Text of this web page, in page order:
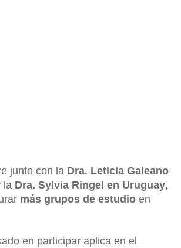
junto con la Dra. Leticia Galeano
la Dra. Sylvia Ringel en Uruguay,
más grupos de estudio en
en participar aplica en el